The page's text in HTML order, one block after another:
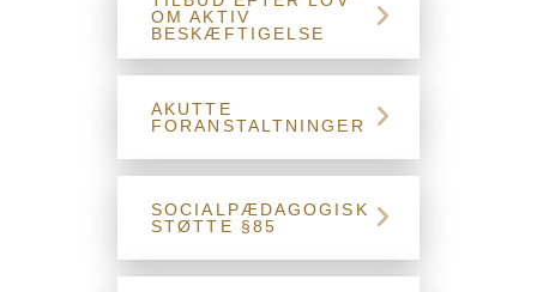
OM AKTIV
BESKÆFTIGELSE
AKUTTE
FORANSTALTNINGER
SOCIALPÆDAGOGISK
STØTTE §85